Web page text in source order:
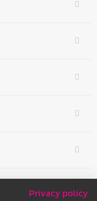
Privacy policy